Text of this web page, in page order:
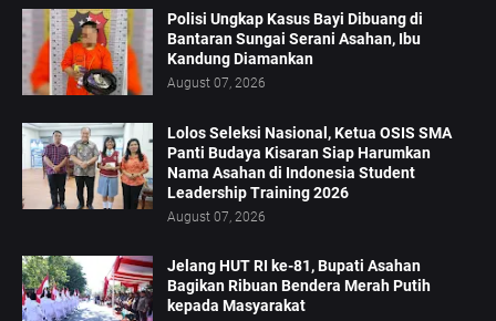
Polisi Ungkap Kasus Bayi Dibuang di
Bantaran Sungai Serani Asahan, Ibu
Kandung Diamankan
August 07, 2026
Lolos Seleksi Nasional, Ketua OSIS SMA
Panti Budaya Kisaran Siap Harumkan
Nama Asahan di Indonesia Student
Leadership Training 2026
August 07, 2026
Jelang HUT RI ke-81, Bupati Asahan
Bagikan Ribuan Bendera Merah Putih
kepada Masyarakat